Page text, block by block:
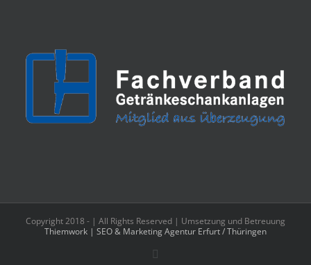
Copyright 2018 - | All Rights Reserved | Umsetzung und Betreuung
Thiemwork | SEO & Marketing Agentur Erfurt / Thüringen